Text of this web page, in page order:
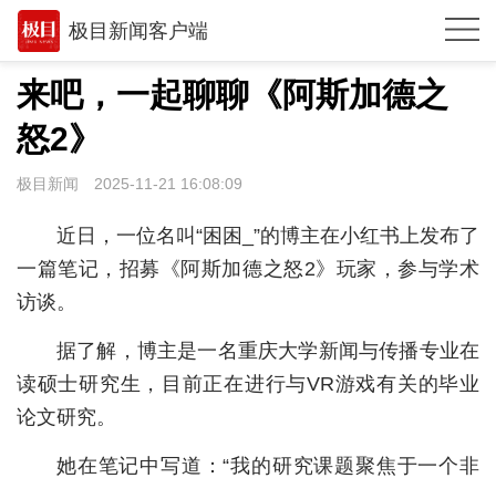
极目新闻客户端
推荐
观点
时政
武汉
世相
环球
专题
来吧，一起聊聊《阿斯加德之
怒2》
极目新闻 2025-11-21 16:08:09
近日，一位名叫“困困_”的博主在小红书上发布了
一篇笔记，招募《阿斯加德之怒2》玩家，参与学术
访谈。
据了解，博主是一名重庆大学新闻与传播专业在
读硕士研究生，目前正在进行与VR游戏有关的毕业
论文研究。
她在笔记中写道：“我的研究课题聚焦于一个非